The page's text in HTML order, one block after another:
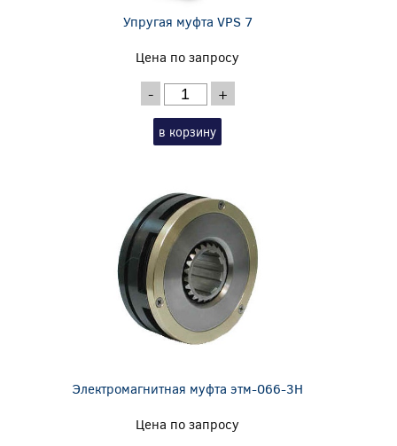
Упругая муфта VPS 7
Цена по запросу
- +
в корзину
Электромагнитная муфта этм-066-3Н
Цена по запросу